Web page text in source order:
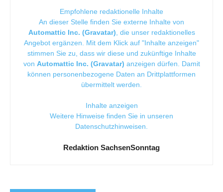
Empfohlene redaktionelle Inhalte
An dieser Stelle finden Sie externe Inhalte von
Automattic Inc. (Gravatar) , die unser redaktionelles
Angebot ergänzen. Mit dem Klick auf "Inhalte anzeigen"
stimmen Sie zu, dass wir diese und zukünftige Inhalte
von Automattic Inc. (Gravatar) anzeigen dürfen. Damit
können personenbezogene Daten an Drittplattformen
übermittelt werden.
Inhalte anzeigen
Weitere Hinweise finden Sie in unseren
Datenschutzhinweisen
Redaktion SachsenSonntag